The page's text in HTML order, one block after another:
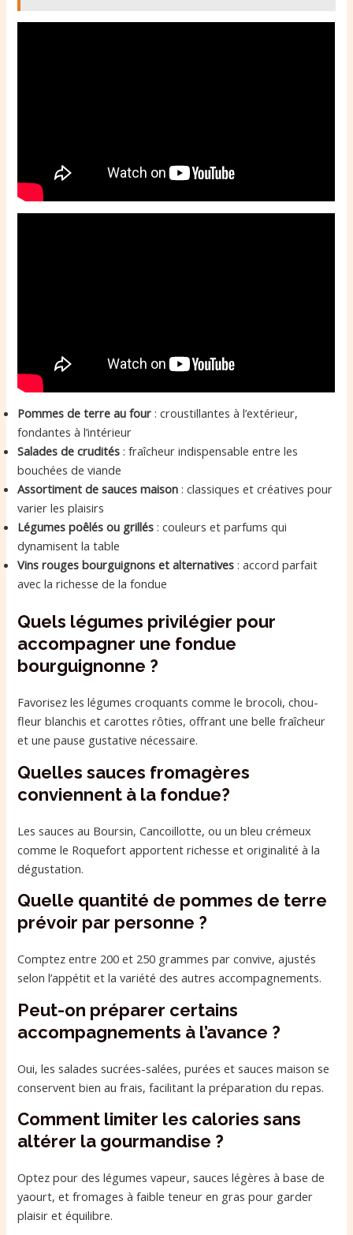
Pommes de terre au four : croustillantes à l’extérieur,
fondantes à l’intérieur
Salades de crudités : fraîcheur indispensable entre les
bouchées de viande
Assortiment de sauces maison : classiques et créatives pour
varier les plaisirs
Légumes poêlés ou grillés : couleurs et parfums qui
dynamisent la table
Vins rouges bourguignons et alternatives : accord parfait
avec la richesse de la fondue
Quels légumes privilégier pour
accompagner une fondue
bourguignonne ?
Favorisez les légumes croquants comme le brocoli, chou-
fleur blanchis et carottes rôties, offrant une belle fraîcheur
et une pause gustative nécessaire.
Quelles sauces fromagères
conviennent à la fondue?
Les sauces au Boursin, Cancoillotte, ou un bleu crémeux
comme le Roquefort apportent richesse et originalité à la
dégustation.
Quelle quantité de pommes de terre
prévoir par personne ?
Comptez entre 200 et 250 grammes par convive, ajustés
selon l’appétit et la variété des autres accompagnements.
Peut-on préparer certains
accompagnements à l’avance ?
Oui, les salades sucrées-salées, purées et sauces maison se
conservent bien au frais, facilitant la préparation du repas.
Comment limiter les calories sans
altérer la gourmandise ?
Optez pour des légumes vapeur, sauces légères à base de
yaourt, et fromages à faible teneur en gras pour garder
plaisir et équilibre.